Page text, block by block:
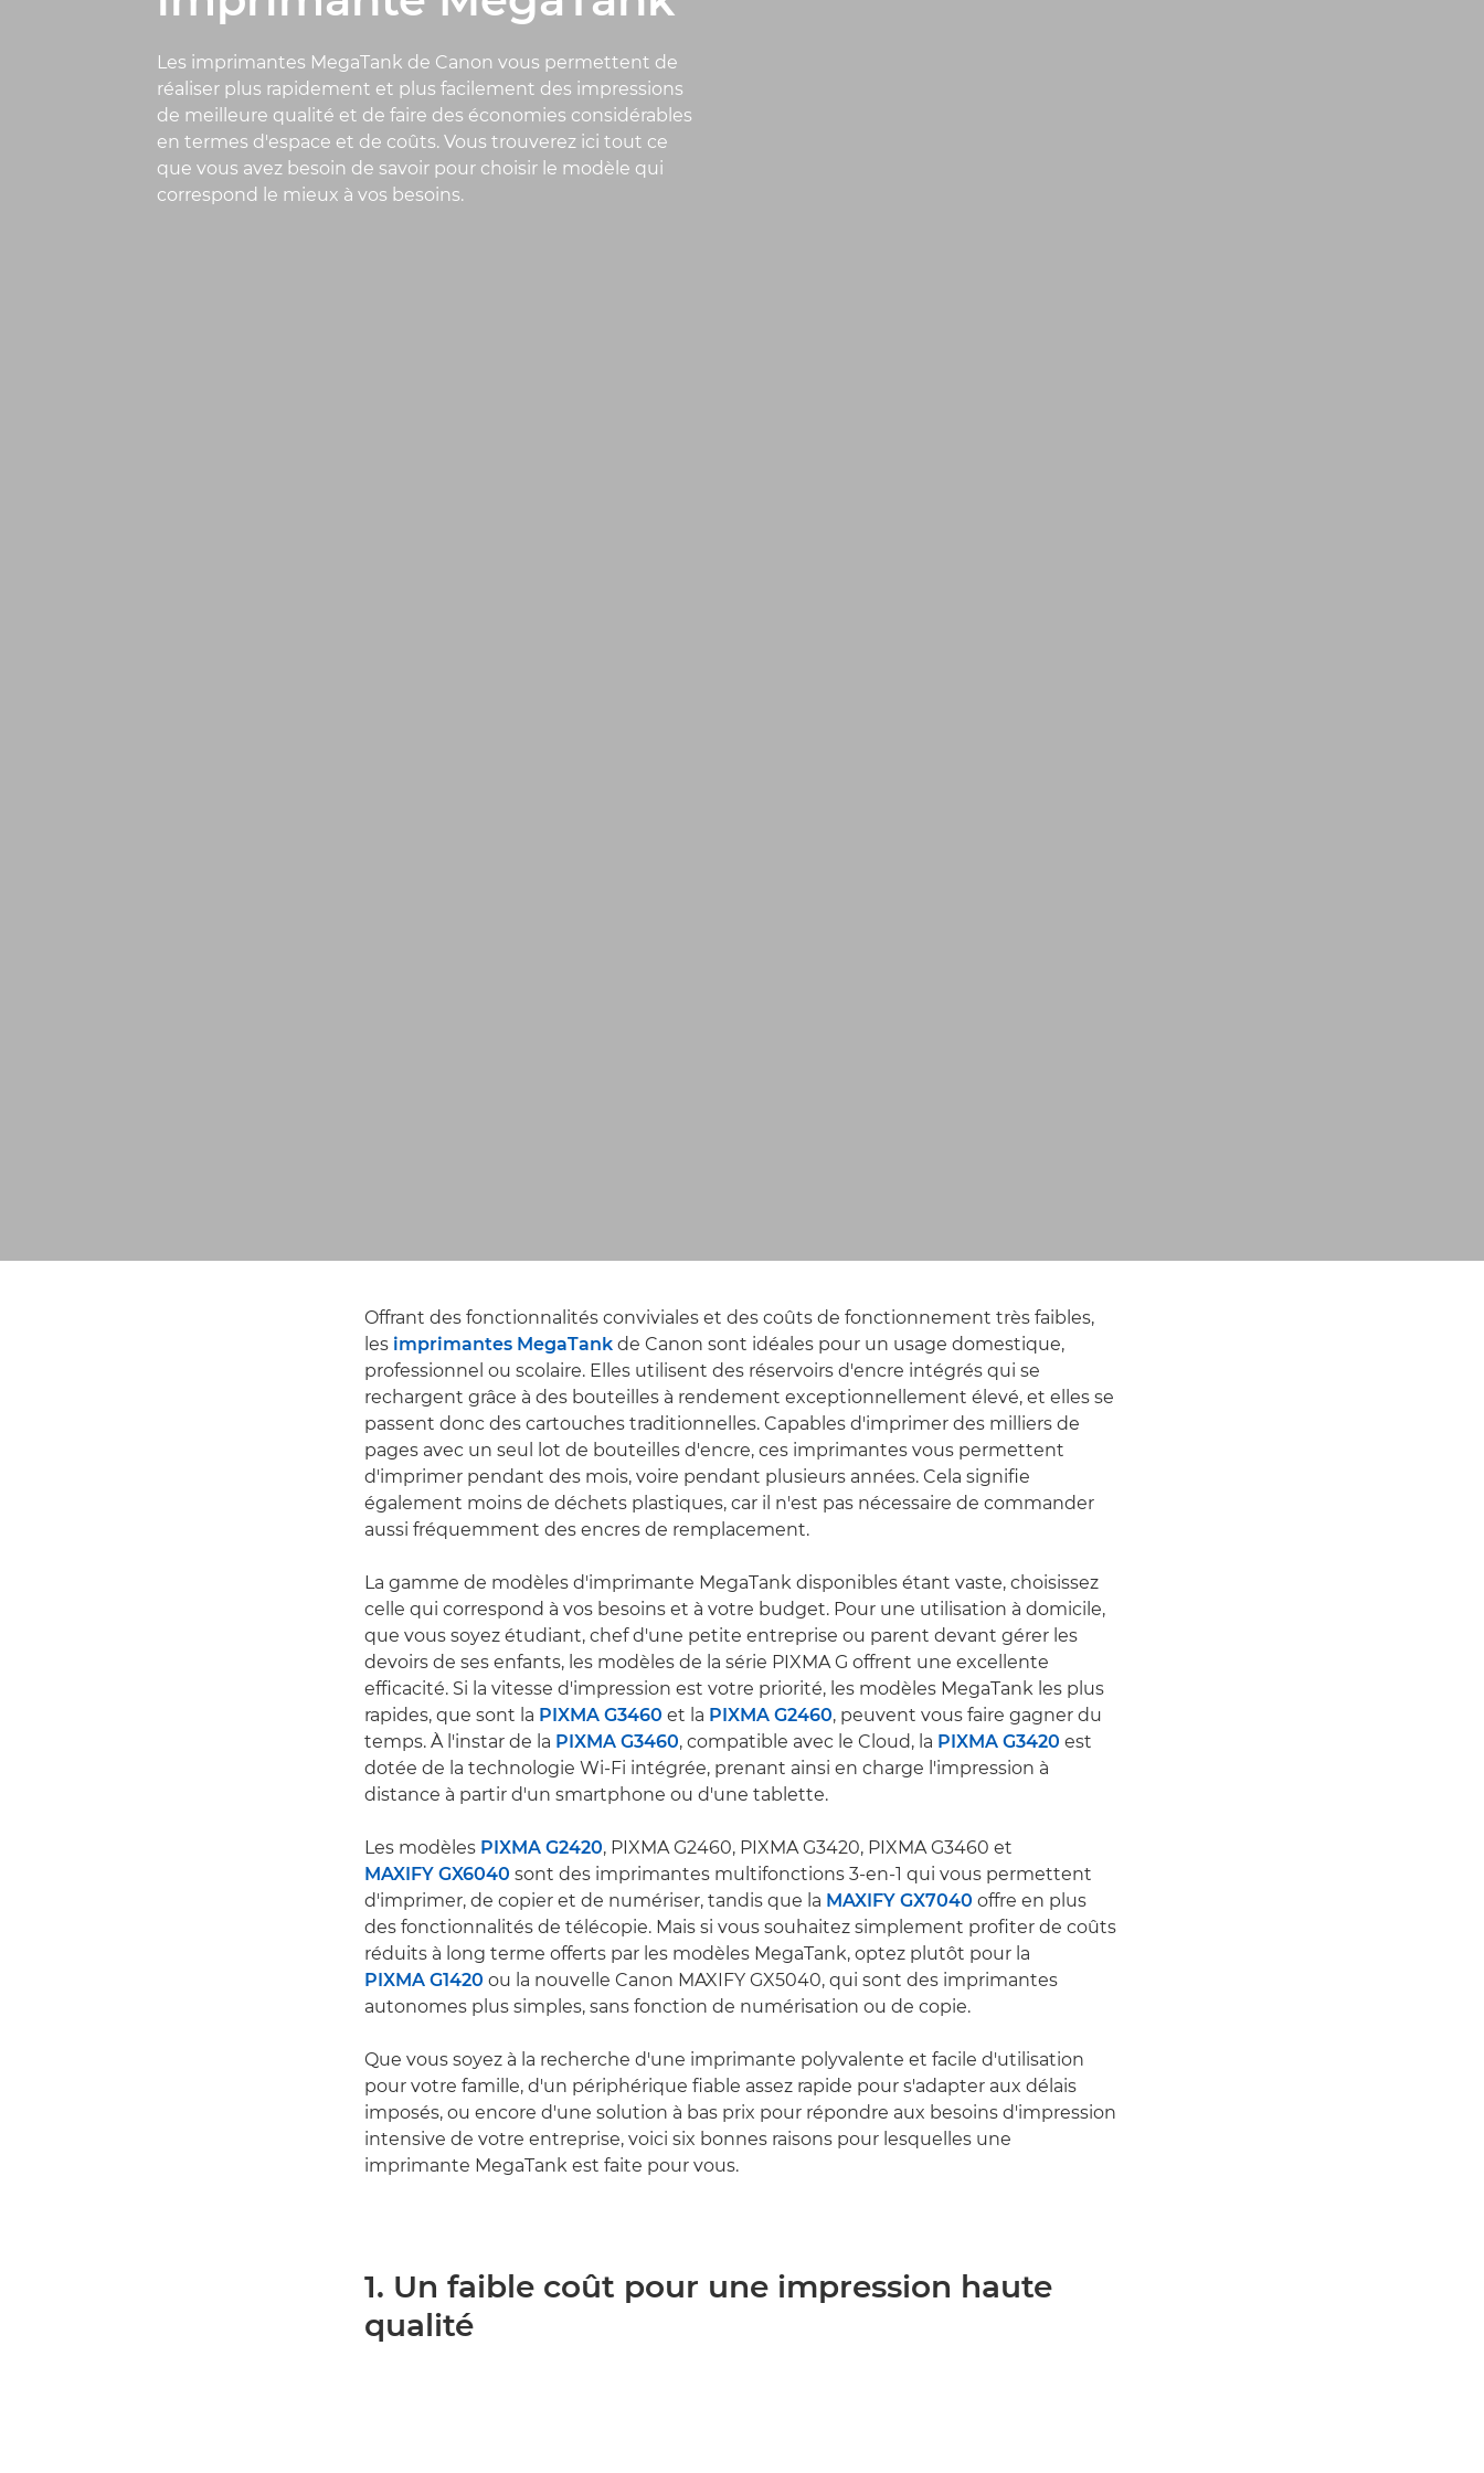
Les imprimantes MegaTank de Canon vous permettent de
réaliser plus rapidement et plus facilement des impressions
de meilleure qualité et de faire des économies considérables
en termes d'espace et de coûts. Vous trouverez ici tout ce
que vous avez besoin de savoir pour choisir le modèle qui
correspond le mieux à vos besoins.
Offrant des fonctionnalités conviviales et des coûts de fonctionnement très faibles,
les imprimantes MegaTank de Canon sont idéales pour un usage domestique,
professionnel ou scolaire. Elles utilisent des réservoirs d'encre intégrés qui se
rechargent grâce à des bouteilles à rendement exceptionnellement élevé, et elles se
passent donc des cartouches traditionnelles. Capables d'imprimer des milliers de
pages avec un seul lot de bouteilles d'encre, ces imprimantes vous permettent
d'imprimer pendant des mois, voire pendant plusieurs années. Cela signifie
également moins de déchets plastiques, car il n'est pas nécessaire de commander
aussi fréquemment des encres de remplacement.
La gamme de modèles d'imprimante MegaTank disponibles étant vaste, choisissez
celle qui correspond à vos besoins et à votre budget. Pour une utilisation à domicile,
que vous soyez étudiant, chef d'une petite entreprise ou parent devant gérer les
devoirs de ses enfants, les modèles de la série PIXMA G offrent une excellente
efficacité. Si la vitesse d'impression est votre priorité, les modèles MegaTank les plus
rapides, que sont la PIXMA G3460 et la PIXMA G2460, peuvent vous faire gagner du
temps. À l'instar de la PIXMA G3460, compatible avec le Cloud, la PIXMA G3420 est
dotée de la technologie Wi-Fi intégrée, prenant ainsi en charge l'impression à
distance à partir d'un smartphone ou d'une tablette.
Les modèles PIXMA G2420, PIXMA G2460, PIXMA G3420, PIXMA G3460 et
MAXIFY GX6040 sont des imprimantes multifonctions 3-en-1 qui vous permettent
d'imprimer, de copier et de numériser, tandis que la MAXIFY GX7040 offre en plus
des fonctionnalités de télécopie. Mais si vous souhaitez simplement profiter de coûts
réduits à long terme offerts par les modèles MegaTank, optez plutôt pour la
PIXMA G1420 ou la nouvelle Canon MAXIFY GX5040, qui sont des imprimantes
autonomes plus simples, sans fonction de numérisation ou de copie.
Que vous soyez à la recherche d'une imprimante polyvalente et facile d'utilisation
pour votre famille, d'un périphérique fiable assez rapide pour s'adapter aux délais
imposés, ou encore d'une solution à bas prix pour répondre aux besoins d'impression
intensive de votre entreprise, voici six bonnes raisons pour lesquelles une
imprimante MegaTank est faite pour vous.
1. Un faible coût pour une impression haute
qualité